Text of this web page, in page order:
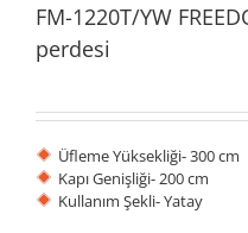
FM-1220T/YW
perdesi
Üfleme Yüksekliği- 300 cm
Kapı Genişliği- 200 cm
Kullanım Şekli- Yatay